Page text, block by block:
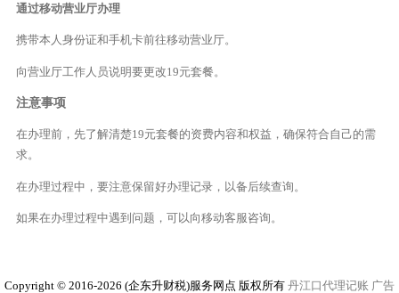
通过移动营业厅办理
携带本人身份证和手机卡前往移动营业厅。
向营业厅工作人员说明要更改19元套餐。
注意事项
在办理前，先了解清楚19元套餐的资费内容和权益，确保符合自己的需
求。
在办理过程中，要注意保留好办理记录，以备后续查询。
如果在办理过程中遇到问题，可以向移动客服咨询。
Copyright © 2016-2026 (企东升财税)服务网点 版权所有 丹江口代理记账 广告